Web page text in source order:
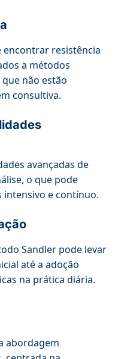
resistência
a métodos
não estão
consultiva.
avançadas de
o que pode
e contínuo.
Sandler pode levar
até a adoção
na prática diária.
abordagem